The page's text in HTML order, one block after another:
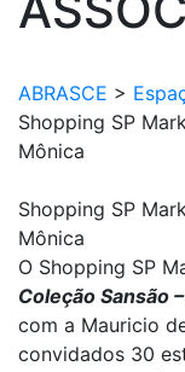
ABRASCE >
Shopping SP
Mônica
Shopping SP
Mônica
O Shopping SP
Coleção Sansão
com a Mauricio
convidados 30